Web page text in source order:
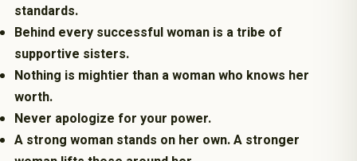
standards.
Behind every successful woman is a tribe of
supportive sisters.
Nothing is mightier than a woman who knows her
worth.
Never apologize for your power.
A strong woman stands on her own. A stronger